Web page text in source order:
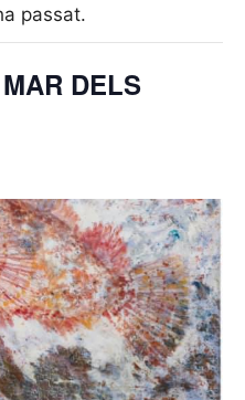
passat.
DELS